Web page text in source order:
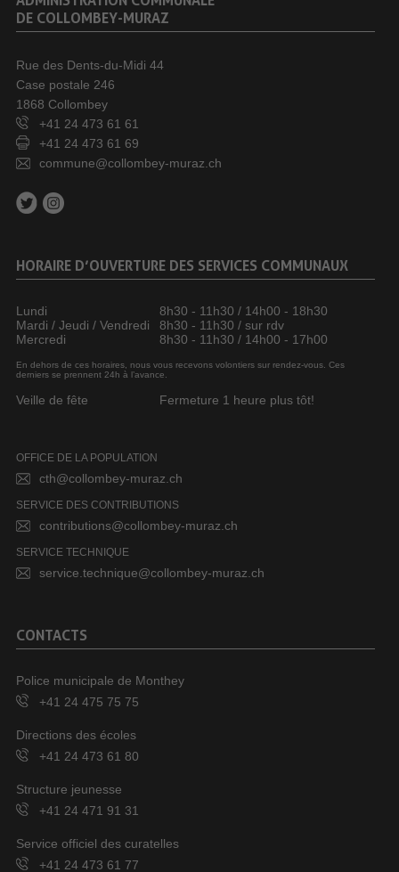
DE COLLOMBEY-MURAZ
Rue des Dents-du-Midi 44
Case postale 246
1868 Collombey
+41 24 473 61 61
+41 24 473 61 69
commune@collombey-muraz.ch
HORAIRE D’OUVERTURE DES SERVICES COMMUNAUX
Lundi
8h30 - 11h30 / 14h00 - 18h30
Mardi / Jeudi / Vendredi
8h30 - 11h30 / sur rdv
Mercredi
8h30 - 11h30 / 14h00 - 17h00
En dehors de ces horaires, nous vous recevons volontiers sur rendez-vous. Ces
derniers se prennent 24h à l’avance.
Veille de fête Fermeture 1 heure plus tôt!
OFFICE DE LA POPULATION
cth@collombey-muraz.ch
SERVICE DES CONTRIBUTIONS
contributions@collombey-muraz.ch
SERVICE TECHNIQUE
service.technique@collombey-muraz.ch
CONTACTS
Police municipale de Monthey
+41 24 475 75 75
Directions des écoles
+41 24 473 61 80
Structure jeunesse
+41 24 471 91 31
Service officiel des curatelles
+41 24 473 61 77